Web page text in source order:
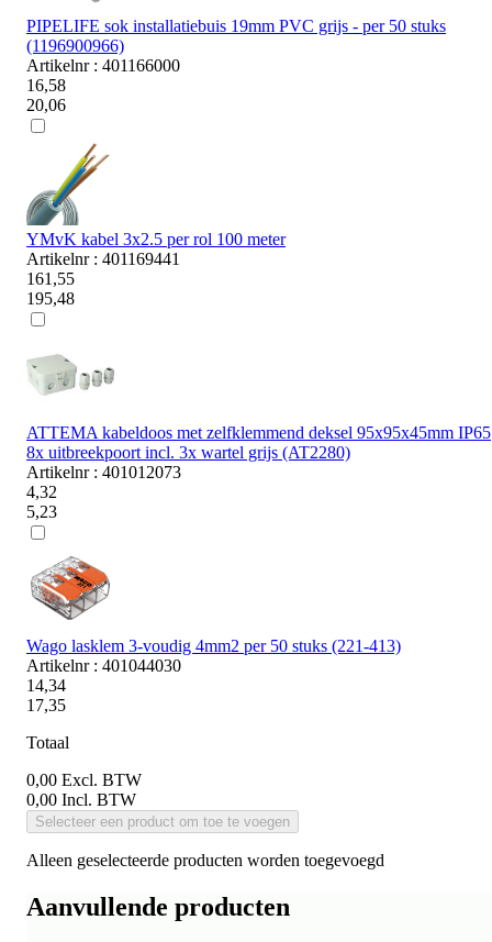
PIPELIFE sok installatiebuis 19mm PVC grijs - per 50 stuks
(1196900966)
Artikelnr : 401166000
16,58
20,06
YMvK kabel 3x2.5 per rol 100 meter
Artikelnr : 401169441
161,55
195,48
ATTEMA kabeldoos met zelfklemmend deksel 95x95x45mm IP65
8x uitbreekpoort incl. 3x wartel grijs (AT2280)
Artikelnr : 401012073
4,32
5,23
Wago lasklem 3-voudig 4mm2 per 50 stuks (221-413)
Artikelnr : 401044030
14,34
17,35
Totaal
0,00 Excl. BTW
0,00 Incl. BTW
Selecteer een product om toe te voegen
Alleen geselecteerde producten worden toegevoegd
Aanvullende producten